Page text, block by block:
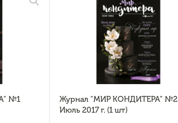
№1
Журнал "МИР КОНДИТЕРА" №2
Июль 2017 г. (1 шт)